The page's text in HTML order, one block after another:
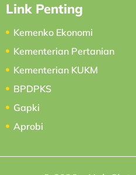
Link Penting
Kemenko Ekonomi
Kementerian Pertanian
Kementerian KUKM
BPDPKS
Gapki
Aprobi